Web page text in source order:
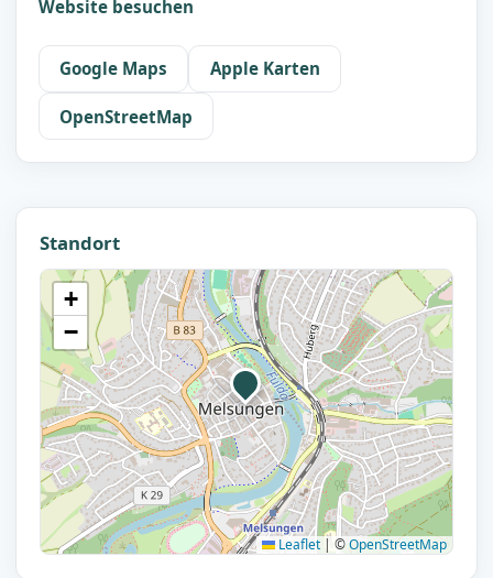
Website besuchen
Google Maps Apple Karten
OpenStreetMap
Standort
+
−
Leaflet | ©OpenStreetMap